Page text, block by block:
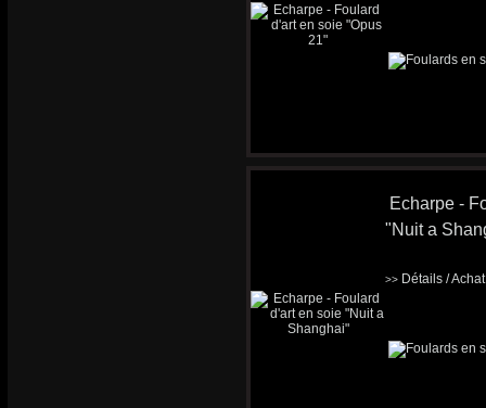
Echarpe -
"Nuit a
>> Détails /